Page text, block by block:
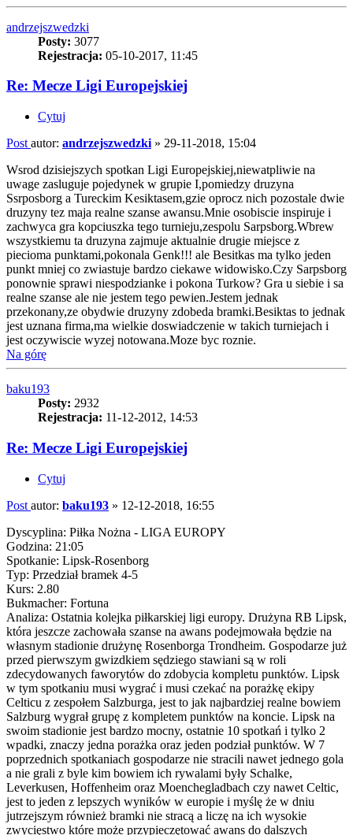
andrzejszwedzki
Posty: 3077
Rejestracja: 05-10-2017, 11:45
Re: Mecze Ligi Europejskiej
Cytuj
Post autor: andrzejszwedzki » 29-11-2018, 15:04
Wsrod dzisiejszych spotkan Ligi Europejskiej,niewatpliwie na
uwage zasluguje pojedynek w grupie I,pomiedzy druzyna
Ssrposborg a Tureckim Kesiktasem,gzie oprocz nich pozostale dwie
druzyny tez maja realne szanse awansu.Mnie osobiscie inspiruje i
zachwyca gra kopciuszka tego turnieju,zespolu Sarpsborg.Wbrew
wszystkiemu ta druzyna zajmuje aktualnie drugie miejsce z
piecioma punktami,pokonala Genk!!! ale Besitkas ma tylko jeden
punkt mniej co zwiastuje bardzo ciekawe widowisko.Czy Sarpsborg
ponownie sprawi niespodzianke i pokona Turkow? Gra u siebie i sa
realne szanse ale nie jestem tego pewien.Jestem jednak
przekonany,ze obydwie druzyny zdobeda bramki.Besiktas to jednak
jest uznana firma,ma wielkie doswiadczenie w takich turniejach i
jest oczywiscie wyzej notowana.Moze byc roznie.
Na górę
baku193
Posty: 2932
Rejestracja: 11-12-2012, 14:53
Re: Mecze Ligi Europejskiej
Cytuj
Post autor: baku193 » 12-12-2018, 16:55
Dyscyplina: Piłka Nożna - LIGA EUROPY
Godzina: 21:05
Spotkanie: Lipsk-Rosenborg
Typ: Przedział bramek 4-5
Kurs: 2.80
Bukmacher: Fortuna
Analiza: Ostatnia kolejka piłkarskiej ligi europy. Drużyna RB Lipsk,
która jeszcze zachowała szanse na awans podejmowała będzie na
własnym stadionie drużynę Rosenborga Trondheim. Gospodarze już
przed pierwszym gwizdkiem sędziego stawiani są w roli
zdecydowanych faworytów do zdobycia kompletu punktów. Lipsk
w tym spotkaniu musi wygrać i musi czekać na porażkę ekipy
Celticu z zespołem Salzburga, jest to jak najbardziej realne bowiem
Salzburg wygrał grupę z kompletem punktów na koncie. Lipsk na
swoim stadionie jest bardzo mocny, ostatnie 10 spotkań i tylko 2
wpadki, znaczy jedna porażka oraz jeden podział punktów. W 7
poprzednich spotkaniach gospodarze nie stracili nawet jednego gola
a nie grali z byle kim bowiem ich rywalami były Schalke,
Leverkusen, Hoffenheim oraz Moenchegladbach czy nawet Celtic,
jest to jeden z lepszych wyników w europie i myślę że w dniu
jutrzejszym również bramki nie stracą a liczę na ich wysokie
zwycięstwo które może przypieczętować awans do dalszych